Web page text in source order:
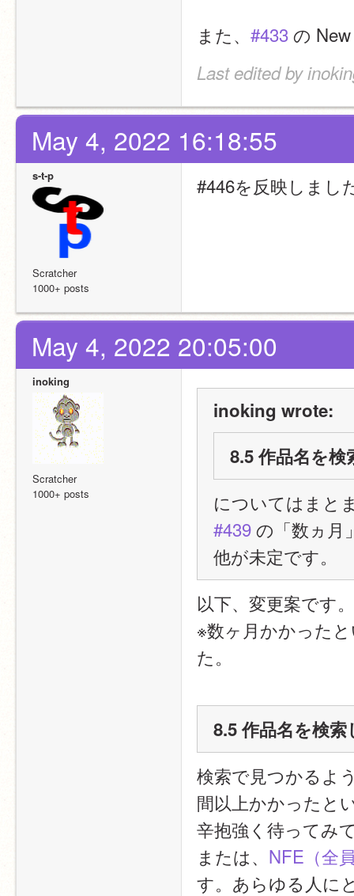
また、 #433 の
Last edited by
May 4, 2022 16:18:55
s-t-p
Scratcher
1000+ posts
#446を反映しまし
May 4, 2022 20:05:00
inoking
Scratcher
1000+ posts
inoking wrote:
8.5 作品名を
についてはまと
#439 の「数ヵ月
他が未定です。
以下、変更案です。
※数ヶ月かかった
た。
8.5 作品名を検
検索で見つかるよ
間以上かかったと
辛抱強く待ってみ
または、 NFE（全
す。あらゆる人に